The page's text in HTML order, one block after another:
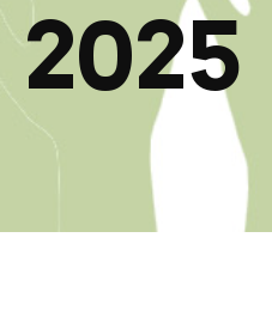
2025